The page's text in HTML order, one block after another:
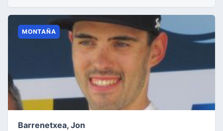
MONTAÑA
Barrenetxea, Jon